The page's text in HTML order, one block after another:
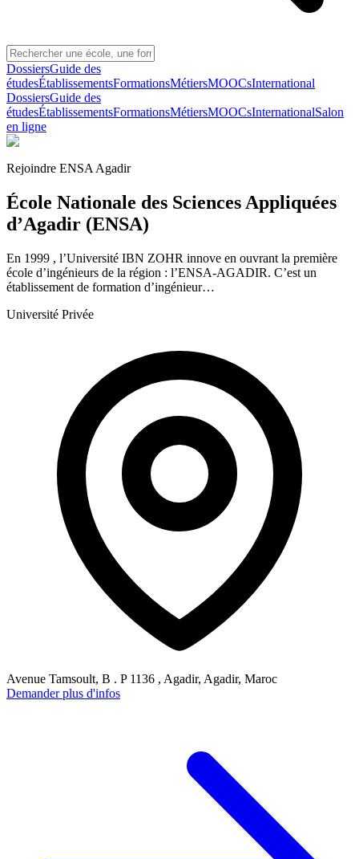
DossiersGuide des
étudesÉtablissementsFormationsMétiersMOOCsInternational
DossiersGuide des
étudesÉtablissementsFormationsMétiersMOOCsInternationalSalon
en ligne
Rejoindre ENSA Agadir
École Nationale des Sciences Appliquées
d’Agadir (ENSA)
En 1999 , l’Université IBN ZOHR innove en ouvrant la première
école d’ingénieurs de la région : l’ENSA-AGADIR. C’est un
établissement de formation d’ingénieur…
Université Privée
Avenue Tamsoult, B . P 1136 , Agadir, Agadir, Maroc
Demander plus d'infos